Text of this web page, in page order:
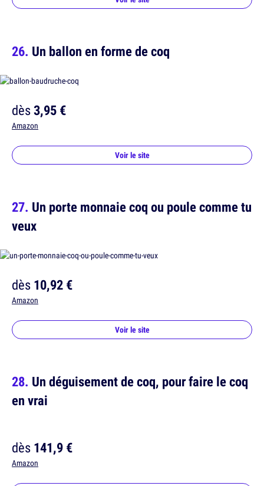
Un ballon en forme de coq
dès3,95 €
Amazon
Voir le site
Un porte monnaie coq ou poule comme tu
veux
dès10,92 €
Amazon
Voir le site
Un déguisement de coq, pour faire le coq
en vrai
dès141,9 €
Amazon